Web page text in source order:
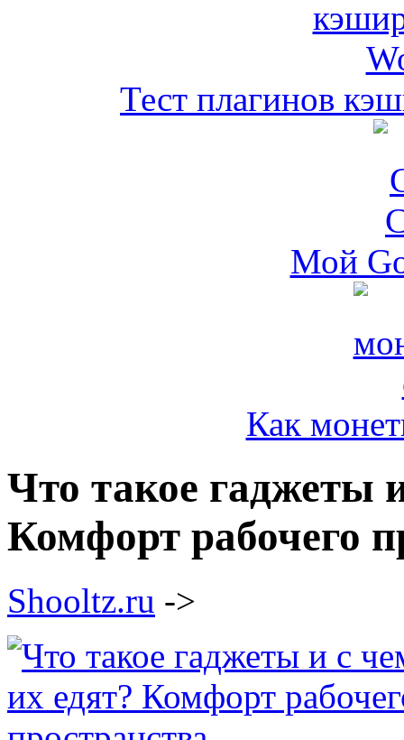
Тест плагинов
Мой
Как
Что такое гаджеты
Комфорт рабочего
Shooltz.ru ->